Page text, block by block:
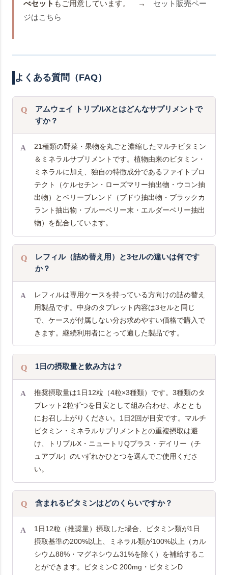
べセット もご用意しています。 → セット販売ペー
ジはこちら
よくある質問（FAQ）
アムウェイ トリプルXとはどんなサプリメントで
すか？
21種類の野菜・果物を丸ごと濃縮したマルチビタミン
＆ミネラルサプリメントです。植物由来のビタミン・
ミネラルに加え、独自の特徴成分であるファイトプロ
テクト（ケルセチン・ローズマリー抽出物・ウコン抽
出物）とベリーブレンド（ブドウ抽出物・ブラックカ
ラント抽出物・ブルーベリー末・エルダーベリー抽出
物）を配合しています。
レフィル（詰め替え用）と3セルの違いは何です
か？
レフィルは専用ケースを持っている方向けの詰め替え
用製品です。中身のタブレット内容は3セルと同じ
で、ケースが付属しない分お求めやすい価格で購入で
きます。継続利用者にとって適した製品です。
1日の摂取量と飲み方は？
推奨摂取量は1日12粒（4粒×3種類）です。3種類のタ
ブレット2粒ずつを目安として組み合わせ、水ととも
にお召し上がりください。1日2回が目安です。マルチ
ビタミン・ミネラルサプリメントとの重複摂取は避
け、トリプルX・ニュートリQプラス・デイリー（チ
ュアブル）のいずれかひとつを選んでご使用くださ
い。
含まれるビタミンはどのくらいですか？
1日12粒（推奨量）摂取した場合、ビタミン類が1日
摂取基準の200%以上、ミネラル類が100%以上（カル
シウム88%・マグネシウム31%を除く）を補給するこ
とができます。ビタミンC 200mg・ビタミンD